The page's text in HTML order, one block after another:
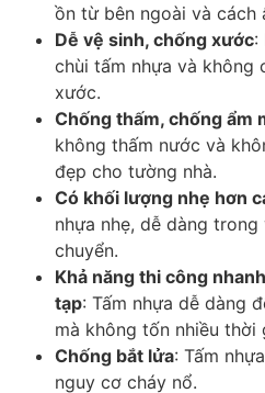
ồn từ bên ngoài và cách
Dễ vệ sinh, chống xước:
chùi tấm nhựa và không
xước.
Chống thấm, chống ẩm
không thấm nước và
đẹp cho tường nhà.
Có khối lượng nhẹ hơn
nhựa nhẹ, dễ dàng
chuyển.
Khả năng thi công
tạp: Tấm nhựa dễ dàng
mà không tốn nhiều thời
Chống bắt lửa: Tấm
nguy cơ cháy nổ.